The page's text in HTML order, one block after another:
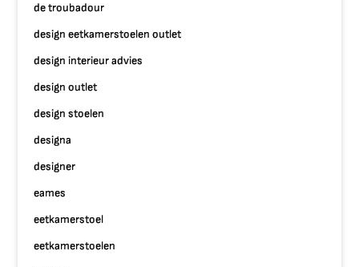
de troubadour
design eetkamerstoelen outlet
design interieur advies
design outlet
design stoelen
designa
designer
eames
eetkamerstoel
eetkamerstoelen